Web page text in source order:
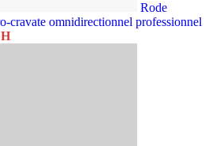
Rode
cravate omnidirectionnel professionnel
Le